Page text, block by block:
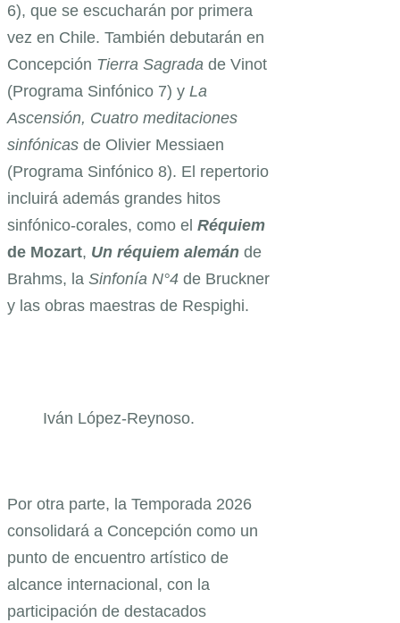
6), que se escucharán por primera
vez en Chile. También debutarán en
Concepción Tierra Sagrada de Vinot
(Programa Sinfónico 7) y La
Ascensión, Cuatro meditaciones
sinfónicas de Olivier Messiaen
(Programa Sinfónico 8). El repertorio
incluirá además grandes hitos
sinfónico-corales, como el Réquiem
de Mozart, Un réquiem alemán de
Brahms, la Sinfonía N°4 de Bruckner
y las obras maestras de Respighi.
Iván López-Reynoso.
Por otra parte, la Temporada 2026
consolidará a Concepción como un
punto de encuentro artístico de
alcance internacional, con la
participación de destacados